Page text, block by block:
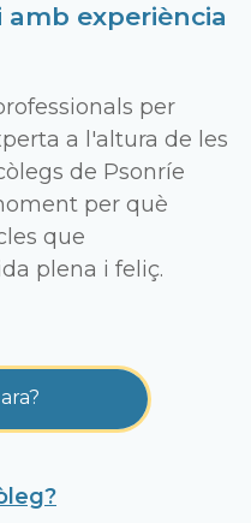
amb experiència
per
a l'altura de les
de Psonríe
per què
que
plena i feliç.